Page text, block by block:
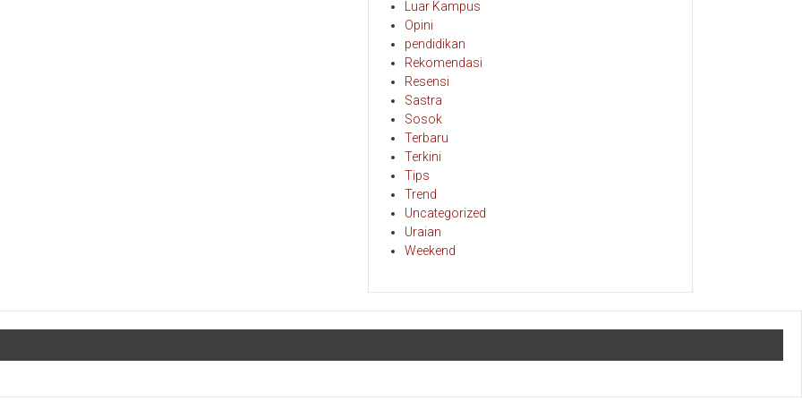
Luar Kampus
Opini
pendidikan
Rekomendasi
Resensi
Sastra
Sosok
Terbaru
Terkini
Tips
Trend
Uncategorized
Uraian
Weekend